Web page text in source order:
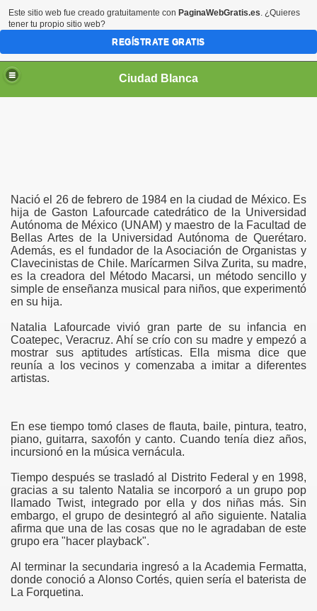
Ciudad Blanca
Nació el 26 de febrero de 1984 en la ciudad de México. Es
hija de Gaston Lafourcade catedrático de la Universidad
Autónoma de México (UNAM) y maestro de la Facultad de
Bellas Artes de la Universidad Autónoma de Querétaro.
Además, es el fundador de la Asociación de Organistas y
Clavecinistas de Chile. Marícarmen Silva Zurita, su madre,
es la creadora del Método Macarsi, un método sencillo y
simple de enseñanza musical para niños, que experimentó
en su hija.
Natalia Lafourcade vivió gran parte de su infancia en
Coatepec, Veracruz. Ahí se crío con su madre y empezó a
mostrar sus aptitudes artísticas. Ella misma dice que
reunía a los vecinos y comenzaba a imitar a diferentes
artistas.
En ese tiempo tomó clases de flauta, baile, pintura, teatro,
piano, guitarra, saxofón y canto. Cuando tenía diez años,
incursionó en la música vernácula.
Tiempo después se trasladó al Distrito Federal y en 1998,
gracias a su talento Natalia se incorporó a un grupo pop
llamado Twist, integrado por ella y dos niñas más. Sin
embargo, el grupo de desintegró al año siguiente. Natalia
afirma que una de las cosas que no le agradaban de este
grupo era "hacer playback".
Al terminar la secundaria ingresó a la Academia Fermatta,
donde conoció a Alonso Cortés, quien sería el baterista de
La Forquetina.
Este sitio web fue creado gratuitamente con PaginaWebGratis.es. ¿Quieres
tener tu propio sitio web?
REGÍSTRATE GRATIS